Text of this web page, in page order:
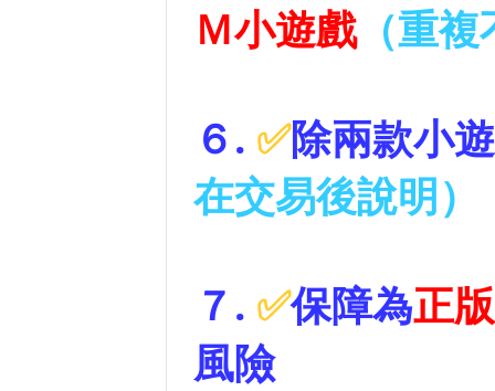
Ｍ小遊戲（重複
６. ✅除兩款小
在交易後說明）
７ . ✅保障為正
風險